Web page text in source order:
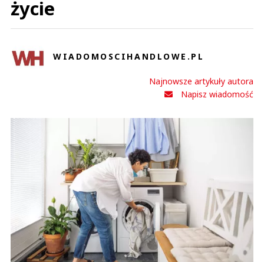
życie
WIADOMOSCIHANDLOWE.PL
Najnowsze artykuły autora
Napisz wiadomość